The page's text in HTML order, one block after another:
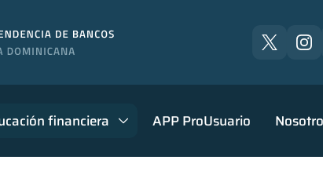
financiera APP ProUsuario